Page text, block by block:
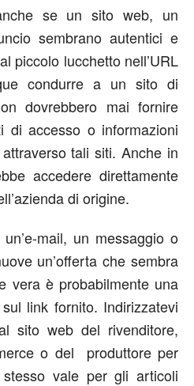
se un sito web, un
sembrano autentici e
piccolo lucchetto nell’URL
condurre a un sito di
dovrebbero mai fornire
di accesso o informazioni
tali siti. Anche in
accedere direttamente
di origine.
mail, un messaggio o
un’offerta che sembra
vera è probabilmente una
link fornito. Indirizzatevi
sito web del rivenditore,
o del produttore per
stesso vale per gli articoli